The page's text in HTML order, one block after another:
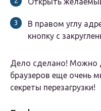
В правом углу
кнопку с
Дело сделано! Можно
браузеров еще очень
секреты перезагрузки!